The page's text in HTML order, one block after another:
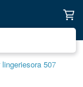
sora 507